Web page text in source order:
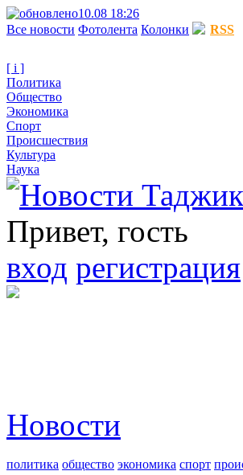
10.08 18:26
Все новости Фотолента Колонки RSS
[ i ]
Политика
Общество
Экономика
Спорт
Происшествия
Культура
Наука
Привет, гость
вход регистрация
Новости
политика общество экономика спорт